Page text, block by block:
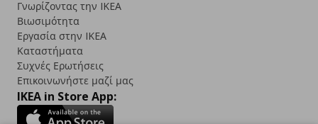
Γνωρίζοντας την IKEA
Βιωσιμότητα
Εργασία στην IKEA
Καταστήματα
Συχνές Ερωτήσεις
Επικοινωνήστε μαζί μας
IKEA in Store App: